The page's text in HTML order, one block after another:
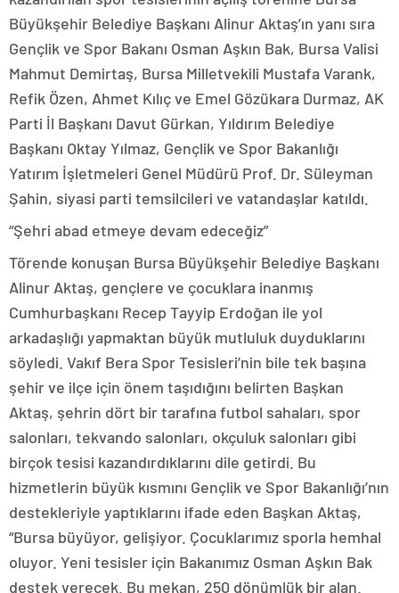
Büyükşehir Belediye Başkanı Alinur Aktaş’ın yanı sıra
Gençlik ve Spor Bakanı Osman Aşkın Bak, Bursa Valisi
Mahmut Demirtaş, Bursa Milletvekili Mustafa Varank,
Refik Özen, Ahmet Kılıç ve Emel Gözükara Durmaz, AK
Parti İl Başkanı Davut Gürkan, Yıldırım Belediye
Başkanı Oktay Yılmaz, Gençlik ve Spor Bakanlığı
Yatırım İşletmeleri Genel Müdürü Prof. Dr. Süleyman
Şahin, siyasi parti temsilcileri ve vatandaşlar katıldı.
“Şehri abad etmeye devam edeceğiz”
Törende konuşan Bursa Büyükşehir Belediye Başkanı
Alinur Aktaş, gençlere ve çocuklara inanmış
Cumhurbaşkanı Recep Tayyip Erdoğan ile yol
arkadaşlığı yapmaktan büyük mutluluk duyduklarını
söyledi. Vakıf Bera Spor Tesisleri’nin bile tek başına
şehir ve ilçe için önem taşıdığını belirten Başkan
Aktaş, şehrin dört bir tarafına futbol sahaları, spor
salonları, tekvando salonları, okçuluk salonları gibi
birçok tesisi kazandırdıklarını dile getirdi. Bu
hizmetlerin büyük kısmını Gençlik ve Spor Bakanlığı’nın
destekleriyle yaptıklarını ifade eden Başkan Aktaş,
“Bursa büyüyor, gelişiyor. Çocuklarımız sporla hemhal
oluyor. Yeni tesisler için Bakanımız Osman Aşkın Bak
destek verecek. Bu mekan, 250 dönümlük bir alan.